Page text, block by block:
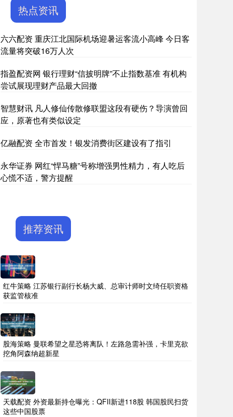
热点资讯
六六配资 重庆江北国际机场迎暑运客流小高峰 今日客
流量将突破16万人次
指盈配资网 银行理财“信披明牌”不止指数基准 有机构
尝试展现理财产品最大回撤
智慧财讯 凡人修仙传散修联盟这段有硬伤？导演曾回
应，原著也有类似设定
亿融配资 全市首发！银发消费街区建设有了指引
永华证券 网红“悍马糖”号称增强男性精力，有人吃后
心慌不适，警方提醒
推荐资讯
红牛策略 江苏银行副行长杨大威、总审计师时文绮任职资格
获监管核准
股海策略 曼联希望之星恐将离队！左路急需补强，卡里克欲
挖角阿森纳超新星
天载配资 外资最新持仓曝光：QFII新进118股 韩国股民扫货
这些中国股票